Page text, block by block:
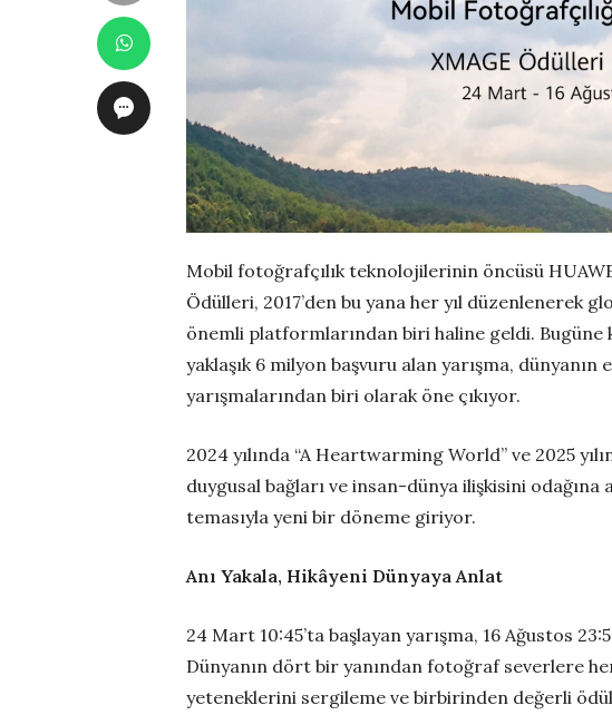
Mobil fotoğrafçılık teknolojilerinin öncüsü
Ödülleri, 2017’den bu yana her yıl düzenlenerek
önemli platformlarından biri haline geldi. Bugüne
yaklaşık 6 milyon başvuru alan yarışma,
yarışmalarından biri olarak öne çıkıyor.
2024 yılında “A Heartwarming World” ve 2025
duygusal bağları ve insan-dünya ilişkisini odağına
temasıyla yeni bir döneme giriyor.
Anı Yakala, Hikâyeni Dünyaya Anlat
24 Mart 10:45’ta başlayan yarışma, 16 Ağustos
Dünyanın dört bir yanından fotoğraf severlere
yeteneklerini sergileme ve birbirinden değerli